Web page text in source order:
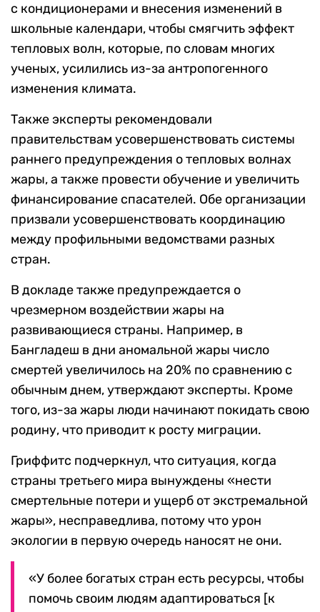
с кондиционерами и внесения изменений в
школьные календари, чтобы смягчить эффект
тепловых волн, которые, по словам многих
ученых, усилились из-за антропогенного
изменения климата.
Также эксперты рекомендовали
правительствам усовершенствовать системы
раннего предупреждения о тепловых волнах
жары, а также провести обучение и увеличить
финансирование спасателей. Обе организации
призвали усовершенствовать координацию
между профильными ведомствами разных
стран.
В докладе также предупреждается о
чрезмерном воздействии жары на
развивающиеся страны. Например, в
Бангладеш в дни аномальной жары число
смертей увеличилось на 20% по сравнению с
обычным днем, утверждают эксперты. Кроме
того, из-за жары люди начинают покидать свою
родину, что приводит к росту миграции.
Гриффитс подчеркнул, что ситуация, когда
страны третьего мира вынуждены «нести
смертельные потери и ущерб от экстремальной
жары», несправедлива, потому что урон
экологии в первую очередь наносят не они.
«У более богатых стран есть ресурсы, чтобы
помочь своим людям адаптироваться [к